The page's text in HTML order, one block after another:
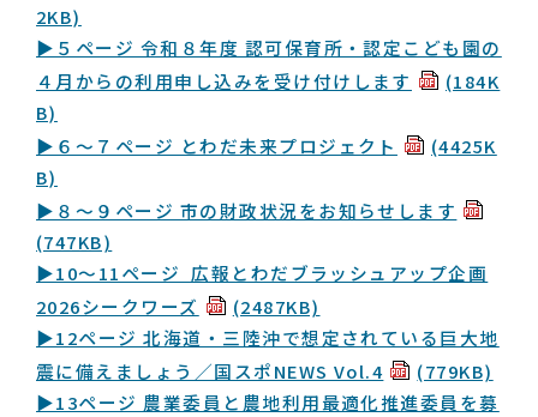
2KB)
▶５ページ 令和８年度 認可保育所・認定こども園の
４月からの利用申し込みを受け付けします
(184K
B)
▶６〜７ページ とわだ未来プロジェクト
(4425K
B)
▶８〜９ページ 市の財政状況をお知らせします
(747KB)
▶10〜11ページ 広報とわだブラッシュアップ企画
2026シークワーズ
(2487KB)
▶12ページ 北海道・三陸沖で想定されている巨大地
震に備えましょう／国スポNEWS Vol.4
(779KB)
▶13ページ 農業委員と農地利用最適化推進委員を募